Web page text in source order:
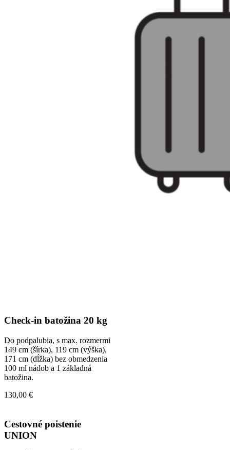
Check-in batožina 20 kg
Do podpalubia, s max. rozmermi
149 cm (šírka), 119 cm (výška),
171 cm (dĺžka) bez obmedzenia
100 ml nádob a 1 základná
batožina.
130,00 €
Cestovné poistenie
UNION